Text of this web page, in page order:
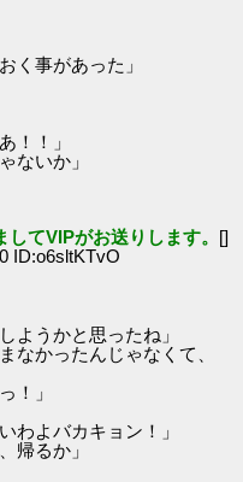
く事があった」
！！」
ないか」
てVIPがお送りします。 []
ID:o6sltKTvO
ようかと思ったね」
かったんじゃなくて、
」
わよバカキョン！」
帰るか」